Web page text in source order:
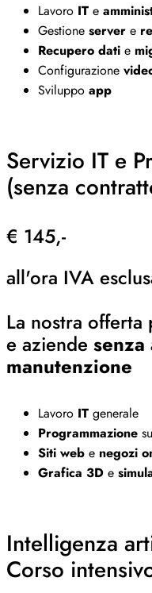
Lavoro IT e
Gestione server e
Recupero dati e
Configurazione
Sviluppo app
Servizio IT e
(senza
€ 145,-
all'ora IVA
La nostra
e aziende
manutenzione
Lavoro IT generale
Programmazione
Siti web e negozi
Grafica 3D e
Intelligenza
Corso